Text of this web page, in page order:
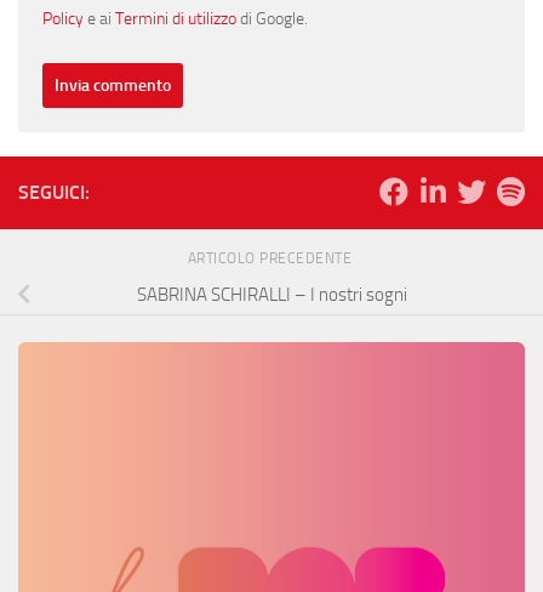
Policye ai Termini di utilizzodi Google.
SEGUICI:
ARTICOLO PRECEDENTE
SABRINA SCHIRALLI – I nostri sogni